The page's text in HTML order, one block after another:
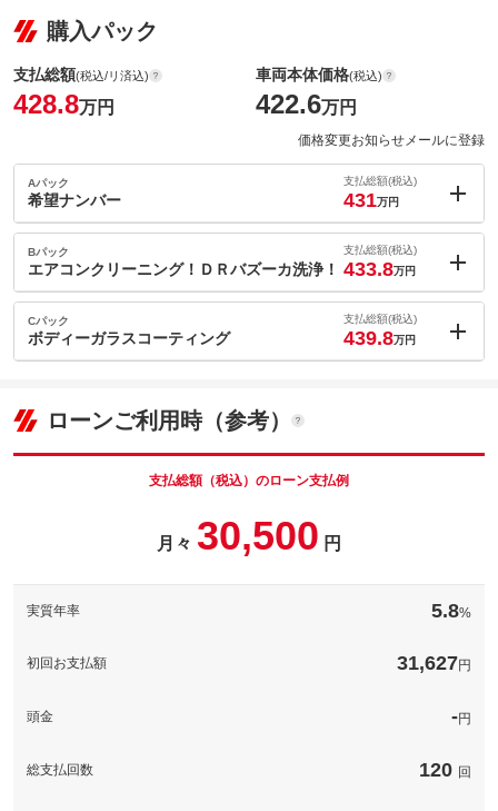
購入パック
支払総額(税込/リ済込)
428.8万円
車両本体価格(税込)
422.6万円
価格変更お知らせメールに登録
Aパック
希望ナンバー
支払総額(税込)
431万円
内：オプシ
ョン価格
(税込)
車両本体価
422.6万円
パック内容
切な愛車がより一層大切な１台になりますね！
時間のかかる場合や通常ナンバーに比べナンバー交付されるまで
日数がかかりますのでご了承くださいませ。
Bパック
エアコンクリーニング！ＤＲバズーカ洗浄！
支払総額(税込)
433.8万円
内：オプシ
ョン価格
(税込)
車両本体価
エバポレーターの掃除、内装のクリーニングオプションです。中
古車ならではの匂いの問題もこれで解決！！
このパックの見積もり依頼（無料）
Cパック
ボディーガラスコーティング
支払総額(税込)
439.8万円
車両本体価
422.6
ボディーの下地処理（粗・中・細のコンパウンドを使った磨き処
ローンご利用時（参考）
支払総額（税込）のローン支払例
月々 30,500 円
実質年率 5.8%
初回お支払額 31,627円
頭金 -円
総支払回数 120 回